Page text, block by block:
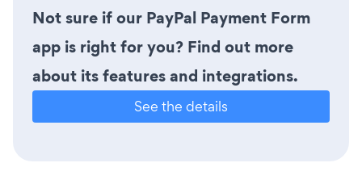
Not sure if our PayPal Payment Form
app is right for you? Find out more
about its features and integrations.
See the details